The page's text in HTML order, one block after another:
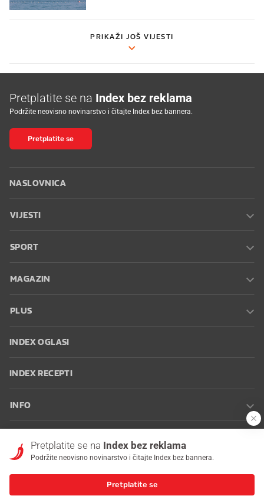
PRIKAŽI JOŠ VIJESTI
Pretplatite se na Index bez reklama
Podržite neovisno novinarstvo i čitajte Index bez bannera.
Pretplatite se
NASLOVNICA
VIJESTI
SPORT
MAGAZIN
PLUS
INDEX OGLASI
INDEX RECEPTI
INFO
korištenja
Postavke kolačića
© 2026 Index
Pretplatite se na Index bez reklama
Podržite neovisno novinarstvo i čitajte Index bez bannera.
Pretplatite se